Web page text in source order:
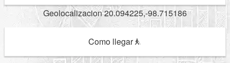
Geolocalizacion 20.094225,-98.715186
Como llegar